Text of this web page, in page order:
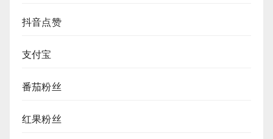
抖音点赞
支付宝
番茄粉丝
红果粉丝